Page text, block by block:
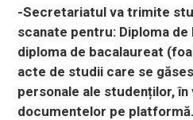
-Secretariatul va trimite
scanate pentru: Diploma
diploma de bacalaureat
acte de studii care se
personale ale studenților,
documentelor pe platformă.